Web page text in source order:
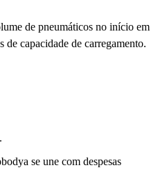
de pneumáticos no início em
capacidade de carregamento.
se une com despesas